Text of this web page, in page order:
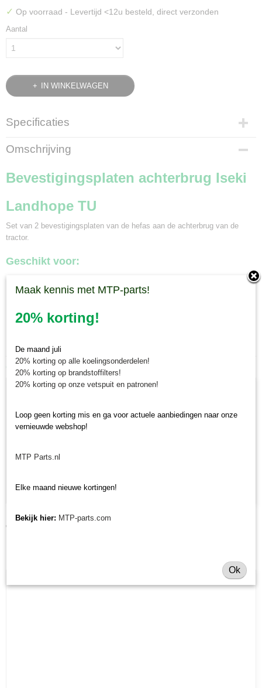
✓ Op voorraad - Levertijd <12u besteld, direct verzonden
Aantal
IN WINKELWAGEN
Specificaties
Bruto gewicht
1,30 Kg
Omschrijving
Bevestigingsplaten achterbrug Iseki
Landhope TU
Set van 2 bevestigingsplaten van de hefas aan de achterbrug van de
tractor.
Geschikt voor:
Iseki Landhope TU157, TU167, TU177
Minitractorparts.nl heeft een groot assortiment onderdelen voor uw Iseki
Landhope TU 155, TU 165, TU 175, TU 157, TU 167, TU177.
Ook interessant
Hefinrichting Kubota / Shibaura / Yanmar zwaar 500 en 600 mm
€ 115,00
Maak kennis met MTP-parts!
20% korting!
De maand juli
20% korting op alle koelingsonderdelen!
20% korting op brandstoffilters!
20% korting op onze vetspuit en patronen!
Loop geen korting mis en ga voor actuele aanbiedingen naar onze
vernieuwde webshop!
MTP Parts.nl
Elke maand nieuwe kortingen!
Bekijk hier: MTP-parts.com
Ok